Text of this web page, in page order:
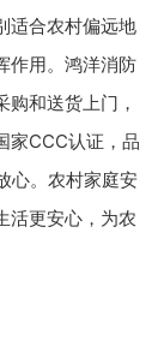
适合农村偏远地
作用。鸿洋消防
和送货上门，
家CCC认证，品
心。农村家庭安
活更安心，为农